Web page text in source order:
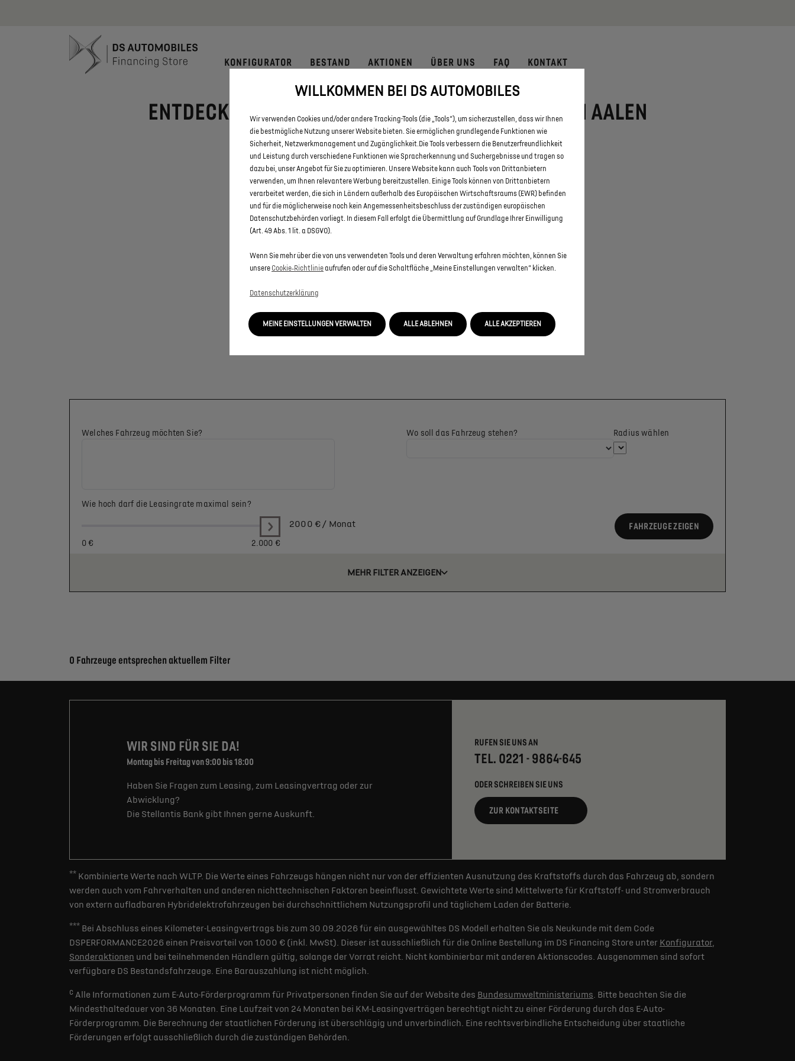
KONFIGURATOR BESTAND AKTIONEN ÜBER UNS FAQ KONTAKT
ENTDECKEN SIE ALLE DS 3 UND DS 3 CROSSBACK IN AALEN
Welches Fahrzeug möchten Sie? Wo soll das Fahrzeug stehen? Radius wählen
Wie hoch darf die Leasingrate maximal sein?
0 € 2.000 €
2000 € / Monat FAHRZEUGE ZEIGEN
MEHR FILTER ANZEIGEN
Suchergebnisse
0 Fahrzeuge entsprechen aktuellem Filter
WIR SIND FÜR SIE DA!
Montag bis Freitag von 9:00 bis 18:00
Haben Sie Fragen zum Leasing, zum Leasingvertrag oder zur
Abwicklung?
Die Stellantis Bank gibt Ihnen gerne Auskunft.
RUFEN SIE UNS AN
TEL. 0221 - 9864-645
ODER SCHREIBEN SIE UNS
ZUR KONTAKTSEITE
** Kombinierte Werte nach WLTP. Die Werte eines Fahrzeugs hängen nicht nur von der effizienten Ausnutzung des Kraftstoffs durch das Fahrzeug ab, sondern
werden auch vom Fahrverhalten und anderen nichttechnischen Faktoren beeinflusst. Gewichtete Werte sind Mittelwerte für Kraftstoff- und Stromverbrauch
von extern aufladbaren Hybridelektrofahrzeugen bei durchschnittlichem Nutzungsprofil und täglichem Laden der Batterie.
*** Bei Abschluss eines Kilometer-Leasingvertrags bis zum 30.09.2026 für ein ausgewähltes DS Modell erhalten Sie als Neukunde mit dem Code
DSPERFORMANCE2026 einen Preisvorteil von 1.000 € (inkl. MwSt). Dieser ist ausschließlich für die Online Bestellung im DS Financing Store unter Konfigurator,
Sonderaktionen und bei teilnehmenden Händlern gültig, solange der Vorrat reicht. Nicht kombinierbar mit anderen Aktionscodes. Ausgenommen sind sofort
verfügbare DS Bestandsfahrzeuge. Eine Barauszahlung ist nicht möglich.
c Alle Informationen zum E-Auto-Förderprogramm für Privatpersonen finden Sie auf der Website des Bundesumweltministeriums. Bitte beachten Sie die
Mindesthaltedauer von 36 Monaten. Eine Laufzeit von 24 Monaten bei KM-Leasingverträgen berechtigt nicht zu einer Förderung durch das E-Auto-
Förderprogramm. Die Berechnung der staatlichen Förderung ist überschlägig und unverbindlich. Eine rechtsverbindliche Entscheidung über staatliche
Förderungen erfolgt ausschließlich durch die zuständigen Behörden.
WILLKOMMEN BEI DS AUTOMOBILES
Wir verwenden Cookies und/oder andere Tracking-Tools (die „Tools“), um sicherzustellen, dass wir Ihnen
die bestmögliche Nutzung unserer Website bieten. Sie ermöglichen grundlegende Funktionen wie
Sicherheit, Netzwerkmanagement und Zugänglichkeit.Die Tools verbessern die Benutzerfreundlichkeit
und Leistung durch verschiedene Funktionen wie Spracherkennung und Suchergebnisse und tragen so
dazu bei, unser Angebot für Sie zu optimieren. Unsere Website kann auch Tools von Drittanbietern
verwenden, um Ihnen relevantere Werbung bereitzustellen. Einige Tools können von Drittanbietern
verarbeitet werden, die sich in Ländern außerhalb des Europäischen Wirtschaftsraums (EWR) befinden
und für die möglicherweise noch kein Angemessenheitsbeschluss der zuständigen europäischen
Datenschutzbehörden vorliegt. In diesem Fall erfolgt die Übermittlung auf Grundlage Ihrer Einwilligung
(Art. 49 Abs. 1 lit. a DSGVO).
Wenn Sie mehr über die von uns verwendeten Tools und deren Verwaltung erfahren möchten, können Sie
unsere Cookie‑Richtlinieaufrufen oder auf die Schaltfläche „Meine Einstellungen verwalten“ klicken.
Datenschutzerklärung
MEINE EINSTELLUNGEN VERWALTEN ALLE AKZEPTIEREN
ALLE ABLEHNEN